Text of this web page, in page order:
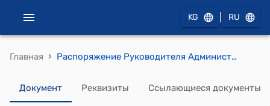
KG RU
Главная › Распоряжение Руководителя Администрации Президента КР от 31 марта 2023 года № 116 (Об утверждении Положений структурных подразделений Администрации Президента Кыргызской Республики)
Документ Реквизиты Ссылающиеся документы